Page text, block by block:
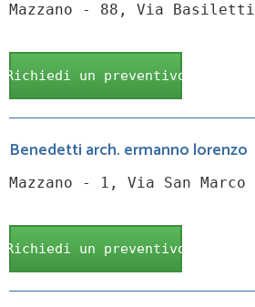
Mazzano - 88, Via Basiletti
Richiedi un preventivo
Benedetti arch. ermanno lorenzo
Mazzano - 1, Via San Marco
Richiedi un preventivo